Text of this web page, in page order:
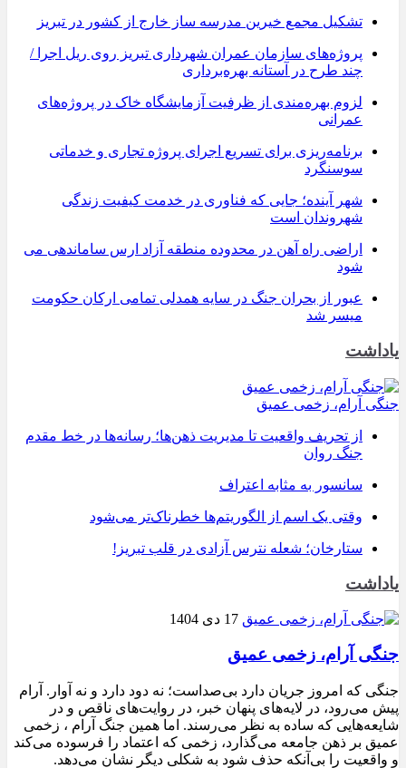
تشکیل مجمع خیرین مدرسه ‌ساز خارج از کشور در تبریز
پروژه‌های سازمان عمران شهرداری تبریز روی ریل اجرا /
چند طرح در آستانه بهره‌برداری
لزوم بهره‌مندی از ظرفیت آزمایشگاه خاک در پروژه‌های
عمرانی
برنامه‌ریزی برای تسریع اجرای پروژه تجاری و خدماتی
سوسنگرد
شهر آینده؛ جایی که فناوری در خدمت کیفیت زندگی
شهروندان است
اراضی راه آهن در محدوده منطقه آزاد ارس ساماندهی می
شود
عبور از بحران جنگ در سایه همدلی تمامی ارکان حکومت
میسر شد
یاداشت
جنگی آرام، زخمی عمیق
از تحریف واقعیت تا مدیریت ذهن‌ها؛ رسانه‌ها در خط مقدم
جنگ روان
سانسور به مثابه اعتراف
وقتی یک اسم از الگوریتم‌ها خطرناک‌تر می‌شود
ستارخان؛ شعله نترس آزادی در قلب تبریز!
یاداشت
17 دی 1404
جنگی آرام، زخمی عمیق
جنگی که امروز جریان دارد بی‌صداست؛ نه دود دارد و نه آوار. آرام
پیش می‌رود، در لایه‌های پنهان خبر، در روایت‌های ناقص و در
شایعه‌هایی که ساده به نظر می‌رسند. اما همین جنگ آرام ، زخمی
عمیق بر ذهن جامعه می‌گذارد، زخمی که اعتماد را فرسوده می‌کند
و واقعیت را بی‌آنکه حذف شود به شکلی دیگر نشان می‌دهد.